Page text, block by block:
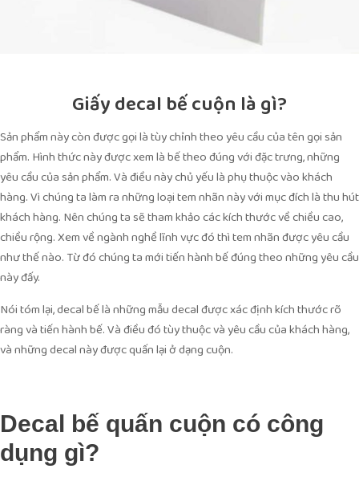
Giấy decal bế cuộn là gì?
Sản phẩm này còn được gọi là tùy chỉnh theo yêu cầu của tên gọi sản
phẩm. Hình thức này được xem là bế theo đúng với đặc trưng, những
yêu cầu của sản phẩm. Và điều này chủ yếu là phụ thuộc vào khách
hàng. Vì chúng ta làm ra những loại tem nhãn này với mục đích là thu hút
khách hàng. Nên chúng ta sẽ tham khảo các kích thước về chiều cao,
chiều rộng. Xem về ngành nghề lĩnh vực đó thì tem nhãn được yêu cầu
như thế nào. Từ đó chúng ta mới tiến hành bế đúng theo những yêu cầu
này đấy.
Nói tóm lại, decal bế là những mẫu decal được xác định kích thước rõ
ràng và tiến hành bế. Và điều đó tùy thuộc và yêu cầu của khách hàng,
và những decal này được quấn lại ở dạng cuộn.
Decal bế quấn cuộn có công
dụng gì?